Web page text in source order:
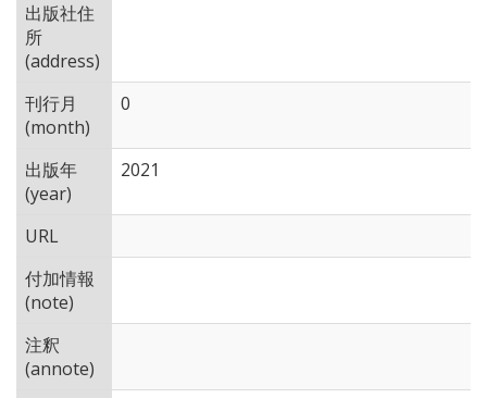
出版社住
所
(address)
刊行月
(month)
0
出版年
(year)
2021
URL
付加情報
(note)
注釈
(annote)